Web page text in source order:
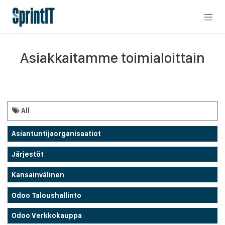
Asiakkaitamme toimialoittain
All
Asiantuntijaorganisaatiot
Järjestöt
Kansainvälinen
Odoo Taloushallinto
Odoo Verkkokauppa